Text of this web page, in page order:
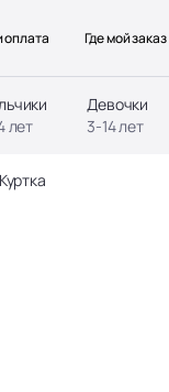
лет
Девочки
3-14 лет
оплата Где мой заказ
Куртка